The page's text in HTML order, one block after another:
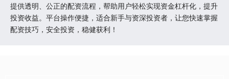
提供透明、公正的配资流程，帮助用户轻松实现资金杠杆化，提升
投资收益。平台操作便捷，适合新手与资深投资者，让您快速掌握
配资技巧，安全投资，稳健获利！